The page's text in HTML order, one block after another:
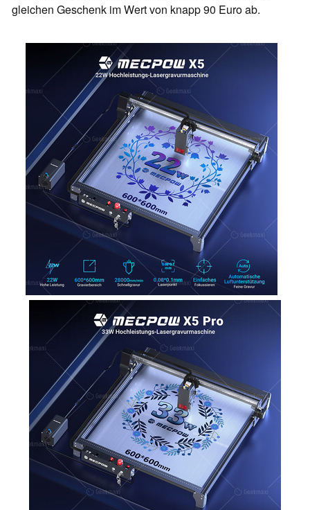
gleichen Geschenk im Wert von knapp 90 Euro ab.